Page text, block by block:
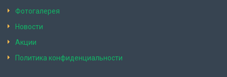
Фотогалерея
Новости
Акции
Политика конфиденциальности